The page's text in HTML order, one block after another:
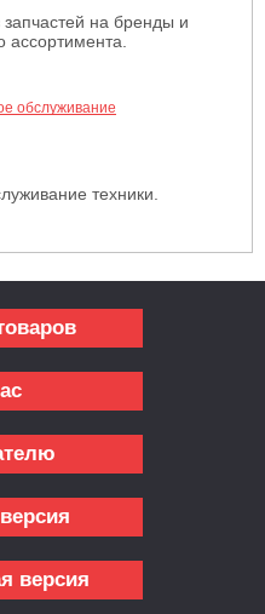
на бренды и
ассортимента.
техники.
версия